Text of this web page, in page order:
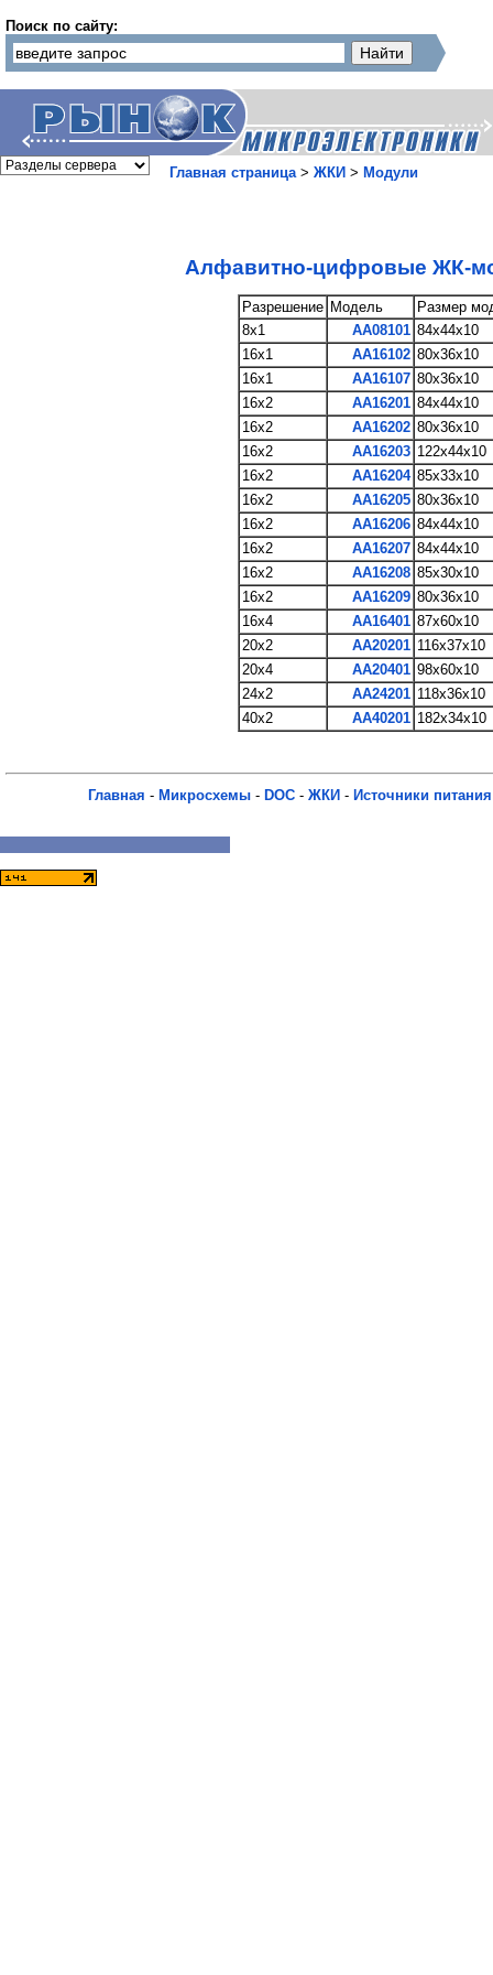
Поиск по сайту:
Главная страница> ЖКИ > Модули
Алфавитно-цифровые ЖК-
Разрешение Модель
Размер
8x1
AA08101 84x44x10
16x1
AA16102 80x36x10
16x1
AA16107 80x36x10
16x2
AA16201 84x44x10
16x2
AA16202 80x36x10
16x2
AA16203 122x44x10
16x2
AA16204 85x33x10
16x2
AA16205 80x36x10
16x2
AA16206 84x44x10
16x2
AA16207 84x44x10
16x2
AA16208 85x30x10
16x2
AA16209 80x36x10
16x4
AA16401 87x60x10
20x2
AA20201 116x37x10
20x4
AA20401 98x60x10
24x2
AA24201 118x36x10
40x2
AA40201 182x34x10
Главная - Микросхемы - DOC - ЖКИ - Источники питания